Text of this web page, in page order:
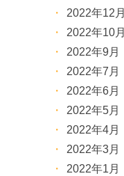
2022年12月
2022年10月
2022年9月
2022年7月
2022年6月
2022年5月
2022年4月
2022年3月
2022年1月